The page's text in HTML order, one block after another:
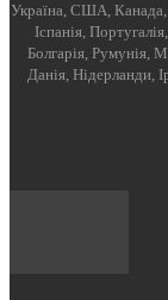
Україна, США, Канада,
Іспанія,
Болгарія, Румунія,
Данія, Нідерланди,